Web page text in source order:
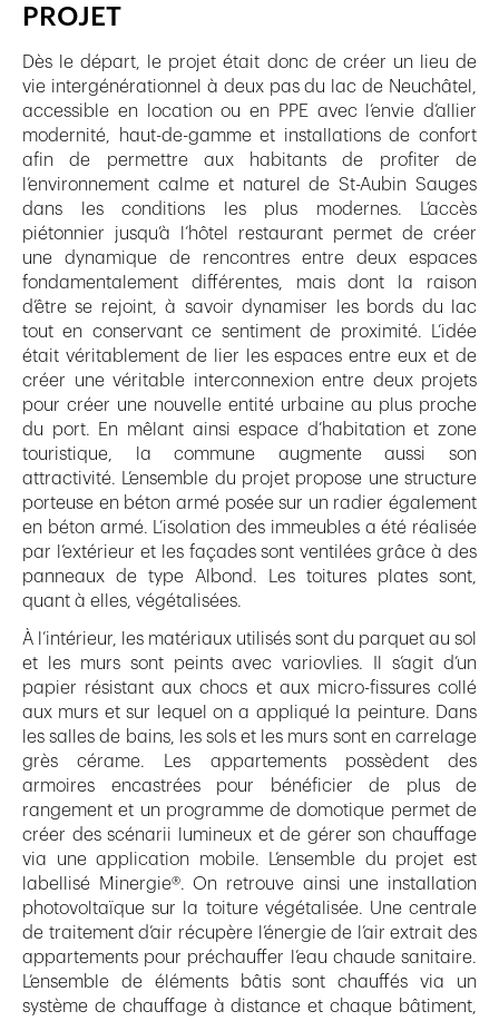
PROJET
Dès le départ, le projet était donc de créer un lieu de
vie intergénérationnel à deux pas du lac de Neuchâtel,
accessible en location ou en PPE avec l’envie d’allier
modernité, haut-de-gamme et installations de confort
afin de permettre aux habitants de profiter de
l’environnement calme et naturel de St-Aubin Sauges
dans les conditions les plus modernes. L’accès
piétonnier jusqu’à l’hôtel restaurant permet de créer
une dynamique de rencontres entre deux espaces
fondamentalement différentes, mais dont la raison
d’être se rejoint, à savoir dynamiser les bords du lac
tout en conservant ce sentiment de proximité. L’idée
était véritablement de lier les espaces entre eux et de
créer une véritable interconnexion entre deux projets
pour créer une nouvelle entité urbaine au plus proche
du port. En mêlant ainsi espace d’habitation et zone
touristique, la commune augmente aussi son
attractivité. L’ensemble du projet propose une structure
porteuse en béton armé posée sur un radier également
en béton armé. L’isolation des immeubles a été réalisée
par l’extérieur et les façades sont ventilées grâce à des
panneaux de type Albond. Les toitures plates sont,
quant à elles, végétalisées.
À l’intérieur, les matériaux utilisés sont du parquet au sol
et les murs sont peints avec variovlies. Il s’agit d’un
papier résistant aux chocs et aux micro-fissures collé
aux murs et sur lequel on a appliqué la peinture. Dans
les salles de bains, les sols et les murs sont en carrelage
grès cérame. Les appartements possèdent des
armoires encastrées pour bénéficier de plus de
rangement et un programme de domotique permet de
créer des scénarii lumineux et de gérer son chauffage
via une application mobile. L’ensemble du projet est
labellisé Minergie®. On retrouve ainsi une installation
photovoltaïque sur la toiture végétalisée. Une centrale
de traitement d’air récupère l’énergie de l’air extrait des
appartements pour préchauffer l’eau chaude sanitaire.
L’ensemble de éléments bâtis sont chauffés via un
système de chauffage à distance et chaque bâtiment,